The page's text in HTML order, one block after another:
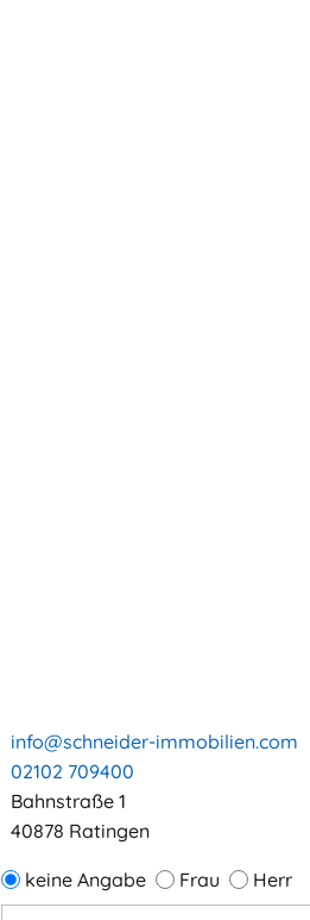
info@schneider-immobilien.com
02102 709400
Bahnstraße 1
40878 Ratingen
keine Angabe Frau Herr